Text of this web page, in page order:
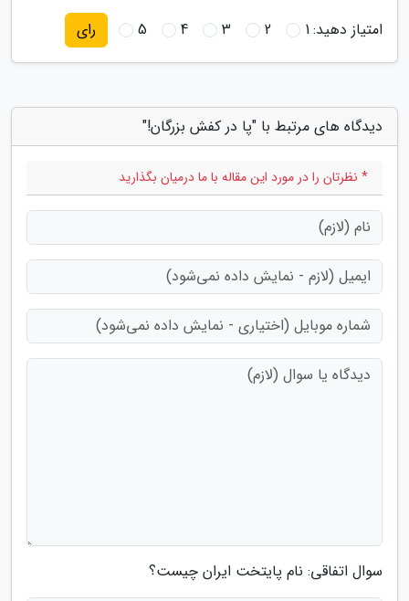
امتیاز دهید:1
2
3
4
5 رای
دیدگاه های مرتبط با "پا در کفش بزرگان!"
* نظرتان را در مورد این مقاله با ما درمیان بگذارید
سوال اتفاقی: نام پایتخت ایران چیست؟